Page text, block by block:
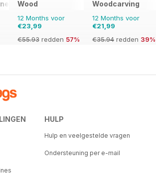
Wood
12 Months voor
€23,99
€55.93 redden 57%
Woodcarving
12 Months voor
€21,99
€35.94 redden 39%
HULP
Hulp en veelgestelde vragen
Ondersteuning per e-mail